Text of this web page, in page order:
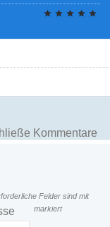
Kommentare
Felder sind mit
markiert